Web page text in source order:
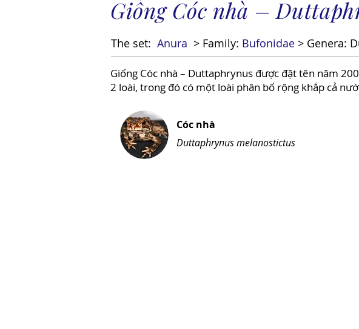
Giống Cóc nhà –
The set: Anura > Family: Bufonidae > Genera:
Giống Cóc nhà – Duttaphrynus được đặt tên năm
2 loài, trong đó có một loài phân bố rộng khắp cả
Cóc nhà
Duttaphrynus melanostictus